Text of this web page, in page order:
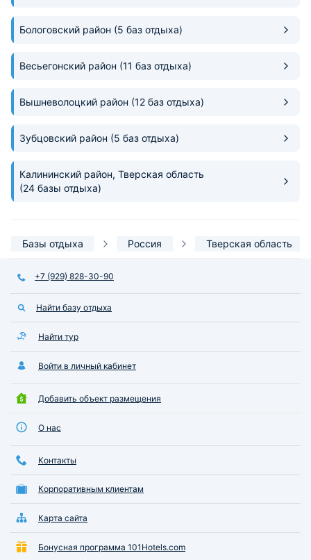
Бологовский район (5 баз отдыха)
Весьегонский район (11 баз отдыха)
Вышневолоцкий район (12 баз отдыха)
Зубцовский район (5 баз отдыха)
Калининский район, Тверская область
(24 базы отдыха)
Базы отдыха Россия Тверская область
+7 (929) 828-30-90
Найти базу отдыха
Найти тур
Войти в личный кабинет
Добавить объект размещения
О нас
Контакты
Корпоративным клиентам
Карта сайта
Бонусная программа 101Hotels.com